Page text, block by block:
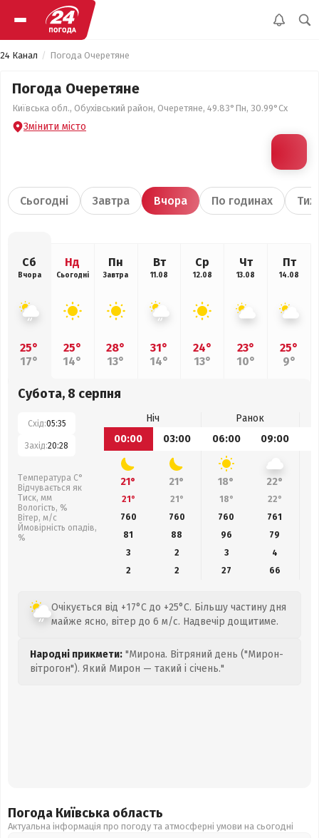
24 Канал Погода Очеретяне
Погода Очеретяне
Київська обл., Обухівський район, Очеретяне, 49.83°Пн, 30.99°Сх
Змінити місто
Сьогодні Завтра Вчора По годинах
Сб
Вчора
25°
17°
Нд
Сьогодні
25°
14°
Пн
Завтра
28°
13°
Вт
11.08
31°
14°
Ср
12.08
24°
13°
Чт
13.08
23°
10°
Пт
14.08
25°
9°
Субота, 8 серпня
Схід:05:35
Захід:20:28
Температура С°
Відчувається як
Тиск, мм
Вологість, %
Вітер, м/с
Ймовірність опадів,
%
Ніч
Ранок
00:00
03:00 06:00 09:00
21° 21° 18° 22°
21° 21° 18° 22°
760
760 760 761
81
88 96 79
3
2 3
4
2
2 27 66
Очікується від +17°C до +25°C. Більшу частину дня
майже ясно, вітер до 6 м/с. Надвечір дощитиме.
Народні прикмети: "Мирона. Вітряний день ("Мирон-
вітрогон"). Який Мирон — такий і січень."
Погода Київська область
Актуальна інформація про погоду та атмосферні умови на сьогодні